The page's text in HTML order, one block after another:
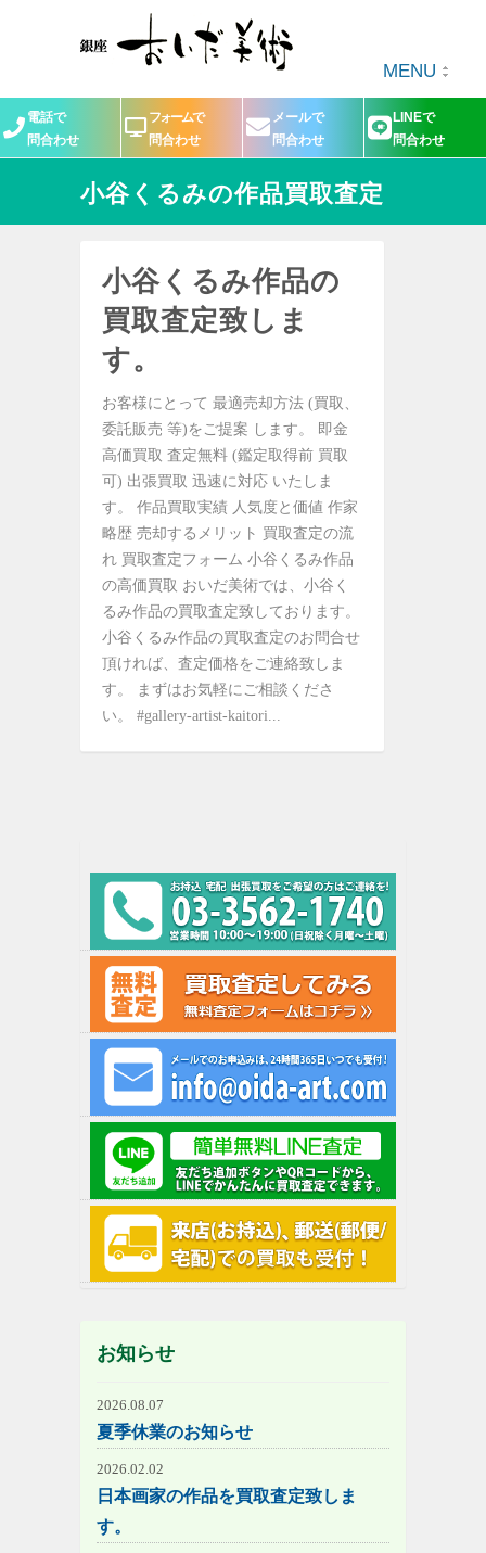
MENU
電話で
問合わせ
フォームで
問合わせ
メールで
問合わせ
LINEで
問合わせ
小谷くるみの作品買取査定
小谷くるみ作品の
買取査定致しま
す。
お客様にとって 最適売却方法 (買取、
委託販売 等)をご提案 します。 即金
高価買取 査定無料 (鑑定取得前 買取
可) 出張買取 迅速に対応 いたしま
す。 作品買取実績 人気度と価値 作家
略歴 売却するメリット 買取査定の流
れ 買取査定フォーム 小谷くるみ作品
の高価買取 おいだ美術では、小谷く
るみ作品の買取査定致しております。
小谷くるみ作品の買取査定のお問合せ
頂ければ、査定価格をご連絡致しま
す。 まずはお気軽にご相談くださ
い。 #gallery-artist-kaitori...
お知らせ
2026.08.07
夏季休業のお知らせ
2026.02.02
日本画家の作品を買取査定致しま
す。